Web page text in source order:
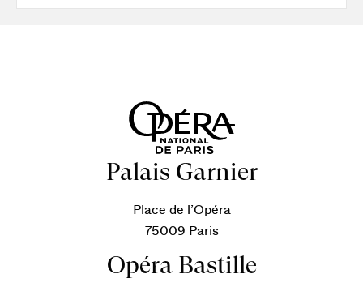
Palais Garnier
Place de l’Opéra
75009 Paris
Opéra Bastille